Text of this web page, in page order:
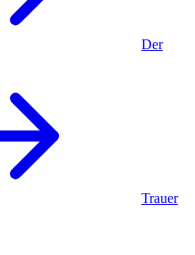
Der
Trauer